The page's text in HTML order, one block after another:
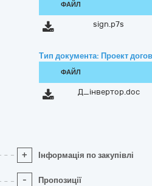
ФАЙЛ
sign.p7s
Тип документа: Проект
ФАЙЛ
Д_інвертор.doc
+ Інформація по закупівлі
- Пропозиції